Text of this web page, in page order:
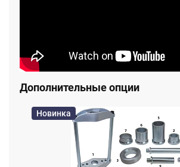
5. 03-00037-014 Вкладыш Ø80 мм - 2 шт
6. 03-00037-015 Вкладыш на Ø85 мм -
Дополнительные опции
Новинка